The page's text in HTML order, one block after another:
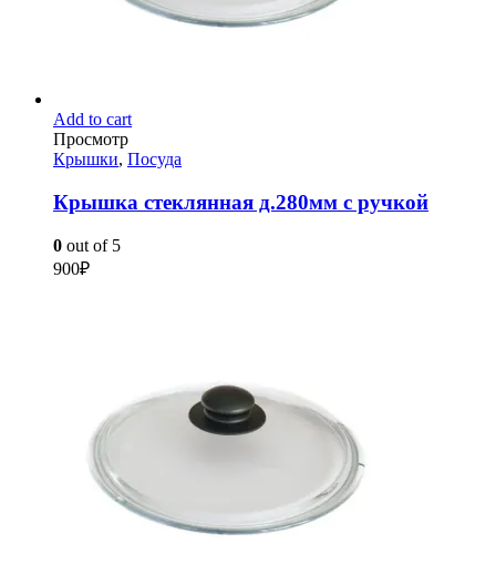
Add to cart
Просмотр
Крышки, Посуда
Крышка стеклянная д.280мм с ручкой
0 out of 5
900₽